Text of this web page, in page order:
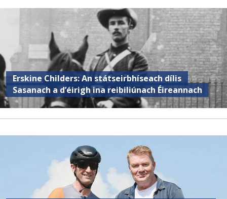
Erskine Childers: An státseirbhíseach dílis
Sasanach a d’éirigh ina reibiliúnach Éireannach